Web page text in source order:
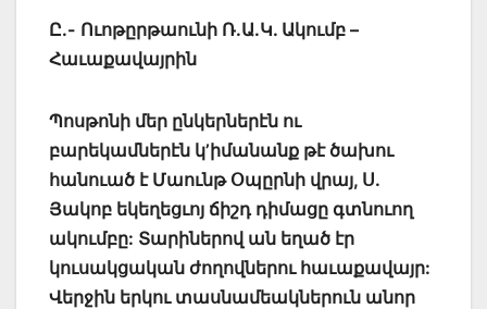
Ը.- Ուոթըրթաունի Ռ.Ա.Կ. Ակումբ –
Հաւաքավայրին
Պոսթոնի մեր ընկերներէն ու
բարեկամներէն կ’իմանանք թէ ծախու
հանուած է Մաունթ Օպըրնի վրայ, Ս.
Յակոբ եկեղեցւոյ ճիշդ դիմացը գտնուող
ակումբը: Տարիներով ան եղած էր
կուսակցական ժողովներու հաւաքավայր:
Վերջին երկու տասնամեակներուն անոր